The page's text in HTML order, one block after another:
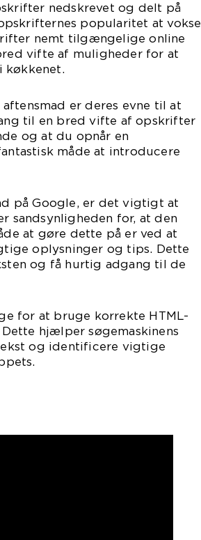
nedskrevet og delt på
popularitet at vokse
nemt tilgængelige online
vifte af muligheder for at
køkkenet.
er deres evne til at
til en bred vifte af opskrifter
og at du opnår en
måde at introducere
på Google, er det vigtigt at
sandsynligheden for, at den
at gøre dette på er ved at
oplysninger og tips. Dette
og få hurtig adgang til de
for at bruge korrekte HTML-
hjælper søgemaskinens
og identificere vigtige